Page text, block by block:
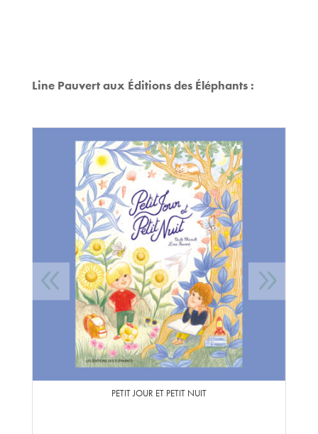
Line Pauvert aux Éditions des Éléphants :
PETIT JOUR ET PETIT NUIT